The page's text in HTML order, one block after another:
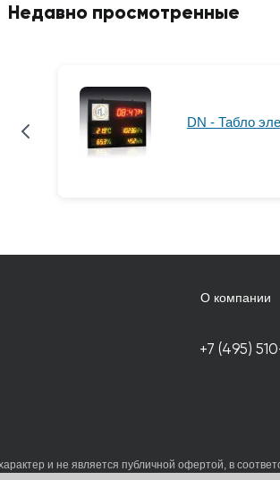
Недавно просмотренные
DN - Табло
О компании
+7 (495)
и не является публичной офертой, в